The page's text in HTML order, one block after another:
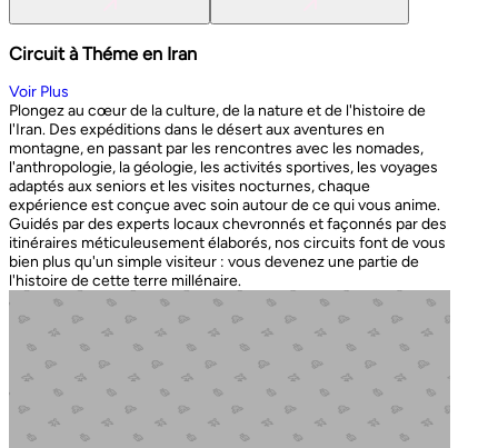
Circuit à Théme en Iran
Voir Plus
Plongez au cœur de la culture, de la nature et de l'histoire de
l'Iran. Des expéditions dans le désert aux aventures en
montagne, en passant par les rencontres avec les nomades,
l'anthropologie, la géologie, les activités sportives, les voyages
adaptés aux seniors et les visites nocturnes, chaque
expérience est conçue avec soin autour de ce qui vous anime.
Guidés par des experts locaux chevronnés et façonnés par des
itinéraires méticuleusement élaborés, nos circuits font de vous
bien plus qu'un simple visiteur : vous devenez une partie de
l'histoire de cette terre millénaire.